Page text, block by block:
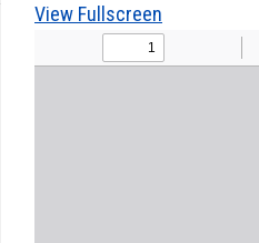
View Fullscreen